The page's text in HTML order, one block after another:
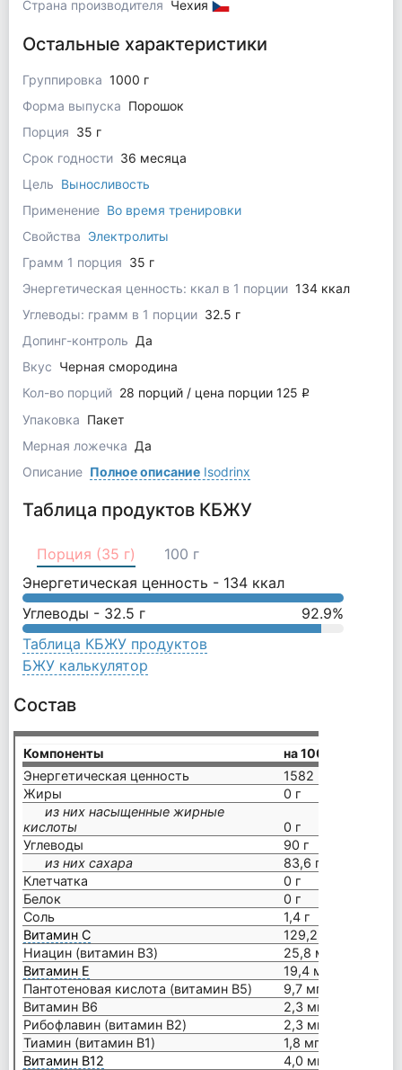
Страна производителя Чехия
Остальные характеристики
Группировка 1000 г
Форма выпуска Порошок
Порция 35 г
Срок годности 36 месяца
Цель Выносливость
Применение Во время тренировки
Свойства Электролиты
Грамм 1 порция 35 г
Энергетическая ценность: ккал в 1 порции 134 ккал
Углеводы: грамм в 1 порции 32.5 г
Допинг-контроль Да
Вкус Черная смородина
Кол-во порций 28 порций / цена порции 125 q
Упаковка Пакет
Мерная ложечка Да
Описание Полное описаниеIsodrinx
Таблица продуктов КБЖУ
Порция (35 г)
100 г
Энергетическая ценность - 134ккал
Углеводы - 32.5 г 92.9%
Таблица КБЖУ продуктов
БЖУ калькулятор
Состав
Компоненты
на 100 г
Энергетическая ценность
1582 кДж/372
Жиры
0 г
из них насыщенные жирные
кислоты
0 г
Углеводы
90 г
из них сахара
83,6 г
Клетчатка
0 г
Белок
0 г
Соль
1,4 г
Витамин С
129,2 мг
Ниацин (витамин B3)
25,8 мг
Витамин Е
19,4 мг
Пантотеновая кислота (витамин B5)
9,7 мг
Витамин В6
2,3 мг
Рибофлавин (витамин B2)
2,3 мг
Тиамин (витамин B1)
1,8 мг
Витамин В12
4,0 мкг